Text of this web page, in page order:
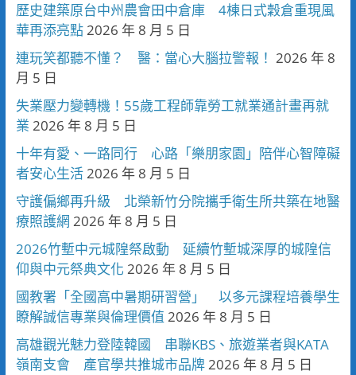
歷史建築原台中州農會田中倉庫 4棟日式穀倉重現風
華再添亮點2026 年 8 月 5 日
連玩笑都聽不懂？ 醫：當心大腦拉警報！ 2026 年 8
月 5 日
失業壓力變轉機！55歲工程師靠勞工就業通計畫再就
業 2026 年 8 月 5 日
十年有愛、一路同行 心路「樂朋家園」陪伴心智障礙
者安心生活2026 年 8 月 5 日
守護偏鄉再升級 北榮新竹分院攜手衛生所共築在地醫
療照護網 2026 年 8 月 5 日
2026竹塹中元城隍祭啟動 延續竹塹城深厚的城隍信
仰與中元祭典文化 2026 年 8 月 5 日
國教署「全國高中暑期研習營」 以多元課程培養學生
瞭解誠信專業與倫理價值 2026 年 8 月 5 日
高雄觀光魅力登陸韓國 串聯KBS、旅遊業者與KATA
嶺南支會 產官學共推城市品牌2026 年 8 月 5 日